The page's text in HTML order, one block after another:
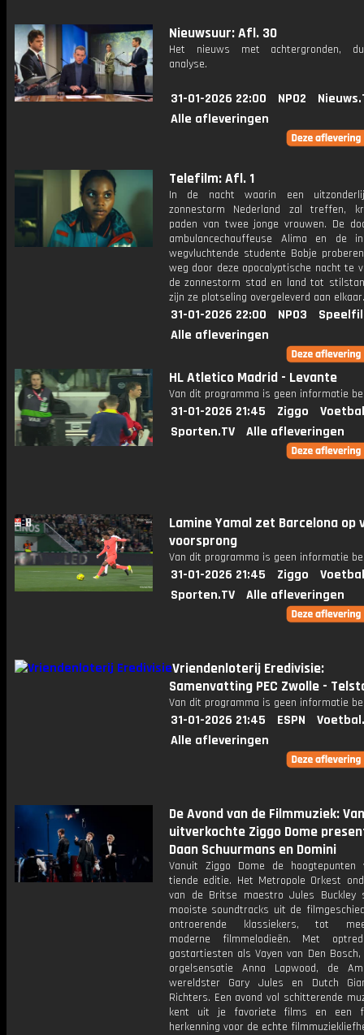
Nieuwsuur: Afl. 30
Het nieuws met achtergronden,
analyse.
31-01-2026 22:00 NPO2
Alle afleveringen
Telefilm: Afl. 1
In de nacht waarin een
zonnestorm Nederland zal treffen,
paden van twee jonge vrouwen. De
ambulancechauffeuse Alima en de
wegvluchtende studente Bobje
weg door deze apocalyptische nacht te
de zonnestorm stad en land tot
zijn ze plotseling overgeleverd aan elkaar.
31-01-2026 22:00 NPO3
Alle afleveringen
HL Atletico Madrid - Levante
Van dit programma is geen informatie
31-01-2026 21:45 Ziggo
Sporten.TV
Alle afleveringen
Lamine Yamal zet Barcelona op
voorsprong
Van dit programma is geen informatie
31-01-2026 21:45 Ziggo
Sporten.TV
Alle afleveringen
Vriendenloterij Eredivisie:
Samenvatting PEC Zwolle -
Van dit programma is geen informatie
31-01-2026 21:45 ESPN
Alle afleveringen
De Avond van de Filmmuziek:
uitverkochte Ziggo Dome
Daan Schuurmans en Domini
Vanuit Ziggo Dome de hoogtepunten
tiende editie. Het Metropole Orkest
van de Britse maestro Jules Buckley
mooiste soundtracks uit de
ontroerende klassiekers, tot
moderne filmmelodieën. Met
gastartiesten als Vayen van Den
orgelsensatie Anna Lapwood, de
wereldster Gary Jules en Dutch
Richters. Een avond vol schitterende
kent uit je favoriete films en een
herkenning voor de echte